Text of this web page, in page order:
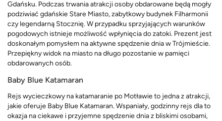
Gdańsku. Podczas trwania atrakcji osoby obdarowane będą mogły
podziwiać gdańskie Stare Miasto, zabytkowy budynek Filharmonii
czy legendarną Stocznię. W przypadku sprzyjających warunków
pogodowych istnieje możliwość wpłynięcia do zatoki. Prezent jest
doskonałym pomysłem na aktywne spędzenie dnia w Trójmieście.
Przepiękny widok na miasto na długo pozostanie w pamięci
obdarowanych osób.
Baby Blue Katamaran
Rejs wycieczkowy na katamaranie po Motławie to jedna z atrakcji,
jakie oferuje Baby Blue Katamaran. Wspaniały, godzinny rejs dla to
okazja na ciekawe i przyjemne spędzenie dnia z bliskimi osobami,